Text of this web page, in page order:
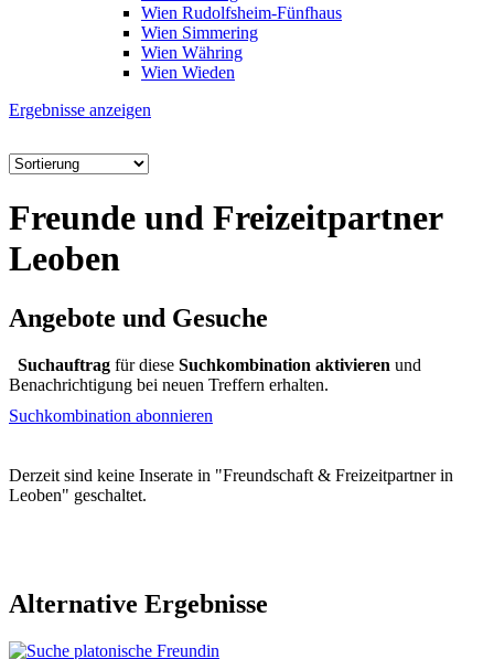
Wien Rudolfsheim-Fünfhaus
Wien Simmering
Wien Währing
Wien Wieden
Ergebnisse anzeigen
Freunde und Freizeitpartner
Leoben
Angebote und Gesuche
Suchauftrag für diese Suchkombination aktivieren und
Benachrichtigung bei neuen Treffern erhalten.
Suchkombination abonnieren
Derzeit sind keine Inserate in "Freundschaft & Freizeitpartner in
Leoben" geschaltet.
Alternative Ergebnisse